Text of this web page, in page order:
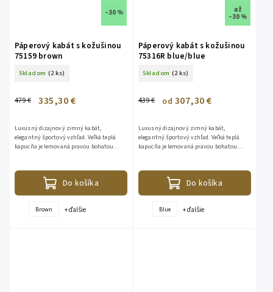
–30 %
Páperový kabát s kožušinou
75159 brown
Skladom (2 ks)
479 € 335,30 €
Do košíka
Luxusný dizajnový zimný kabát,
elegantný športový vzhľad. Veľká teplá
kapucňa je lemovaná pravou bohatou
Brown + ďalšie
až
–30 %
Páperový kabát s kožušinou
75316R blue/blue
Skladom (2 ks)
439 € od 307,30 €
Do košíka
Luxusný dizajnový zimný kabát,
elegantný športový vzhľad. Veľká teplá
kapucňa je lemovaná pravou bohatou
Blue + ďalšie